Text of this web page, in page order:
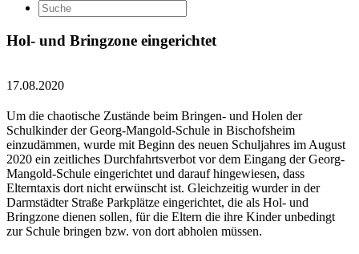
Hol- und Bringzone eingerichtet
17.08.2020
Um die chaotische Zustände beim Bringen- und Holen der
Schulkinder der Georg-Mangold-Schule in Bischofsheim
einzudämmen, wurde mit Beginn des neuen Schuljahres im August
2020 ein zeitliches Durchfahrtsverbot vor dem Eingang der Georg-
Mangold-Schule eingerichtet und darauf hingewiesen, dass
Elterntaxis dort nicht erwünscht ist. Gleichzeitig wurder in der
Darmstädter Straße Parkplätze eingerichtet, die als Hol- und
Bringzone dienen sollen, für die Eltern die ihre Kinder unbedingt
zur Schule bringen bzw. von dort abholen müssen.